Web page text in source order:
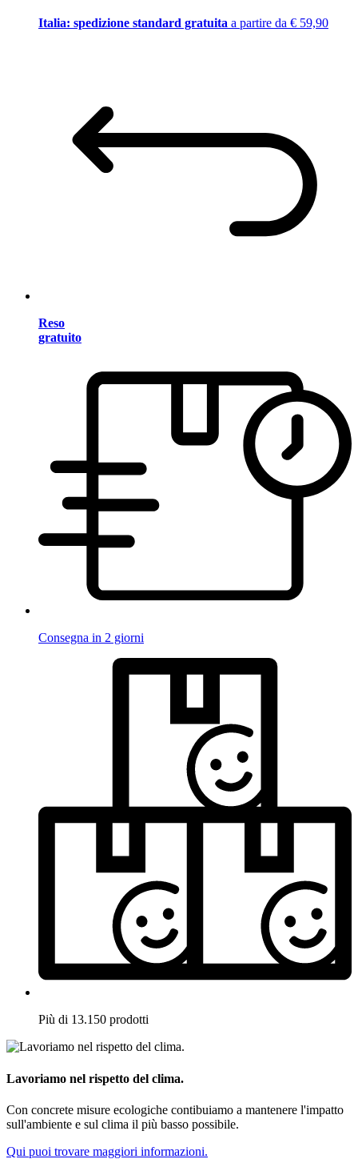
Italia: spedizione standard gratuita a partire da € 59,90
Reso
gratuito
Consegna in 2 giorni
Più di 13.150 prodotti
Lavoriamo nel rispetto del clima.
Con concrete misure ecologiche contibuiamo a mantenere l'impatto
sull'ambiente e sul clima il più basso possibile.
Qui puoi trovare maggiori informazioni.